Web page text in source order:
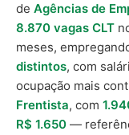
de Agências de
8.870 vagas CLT
meses,
distintos, com
ocupação mais
Frentista, com
R$ 1.650 —